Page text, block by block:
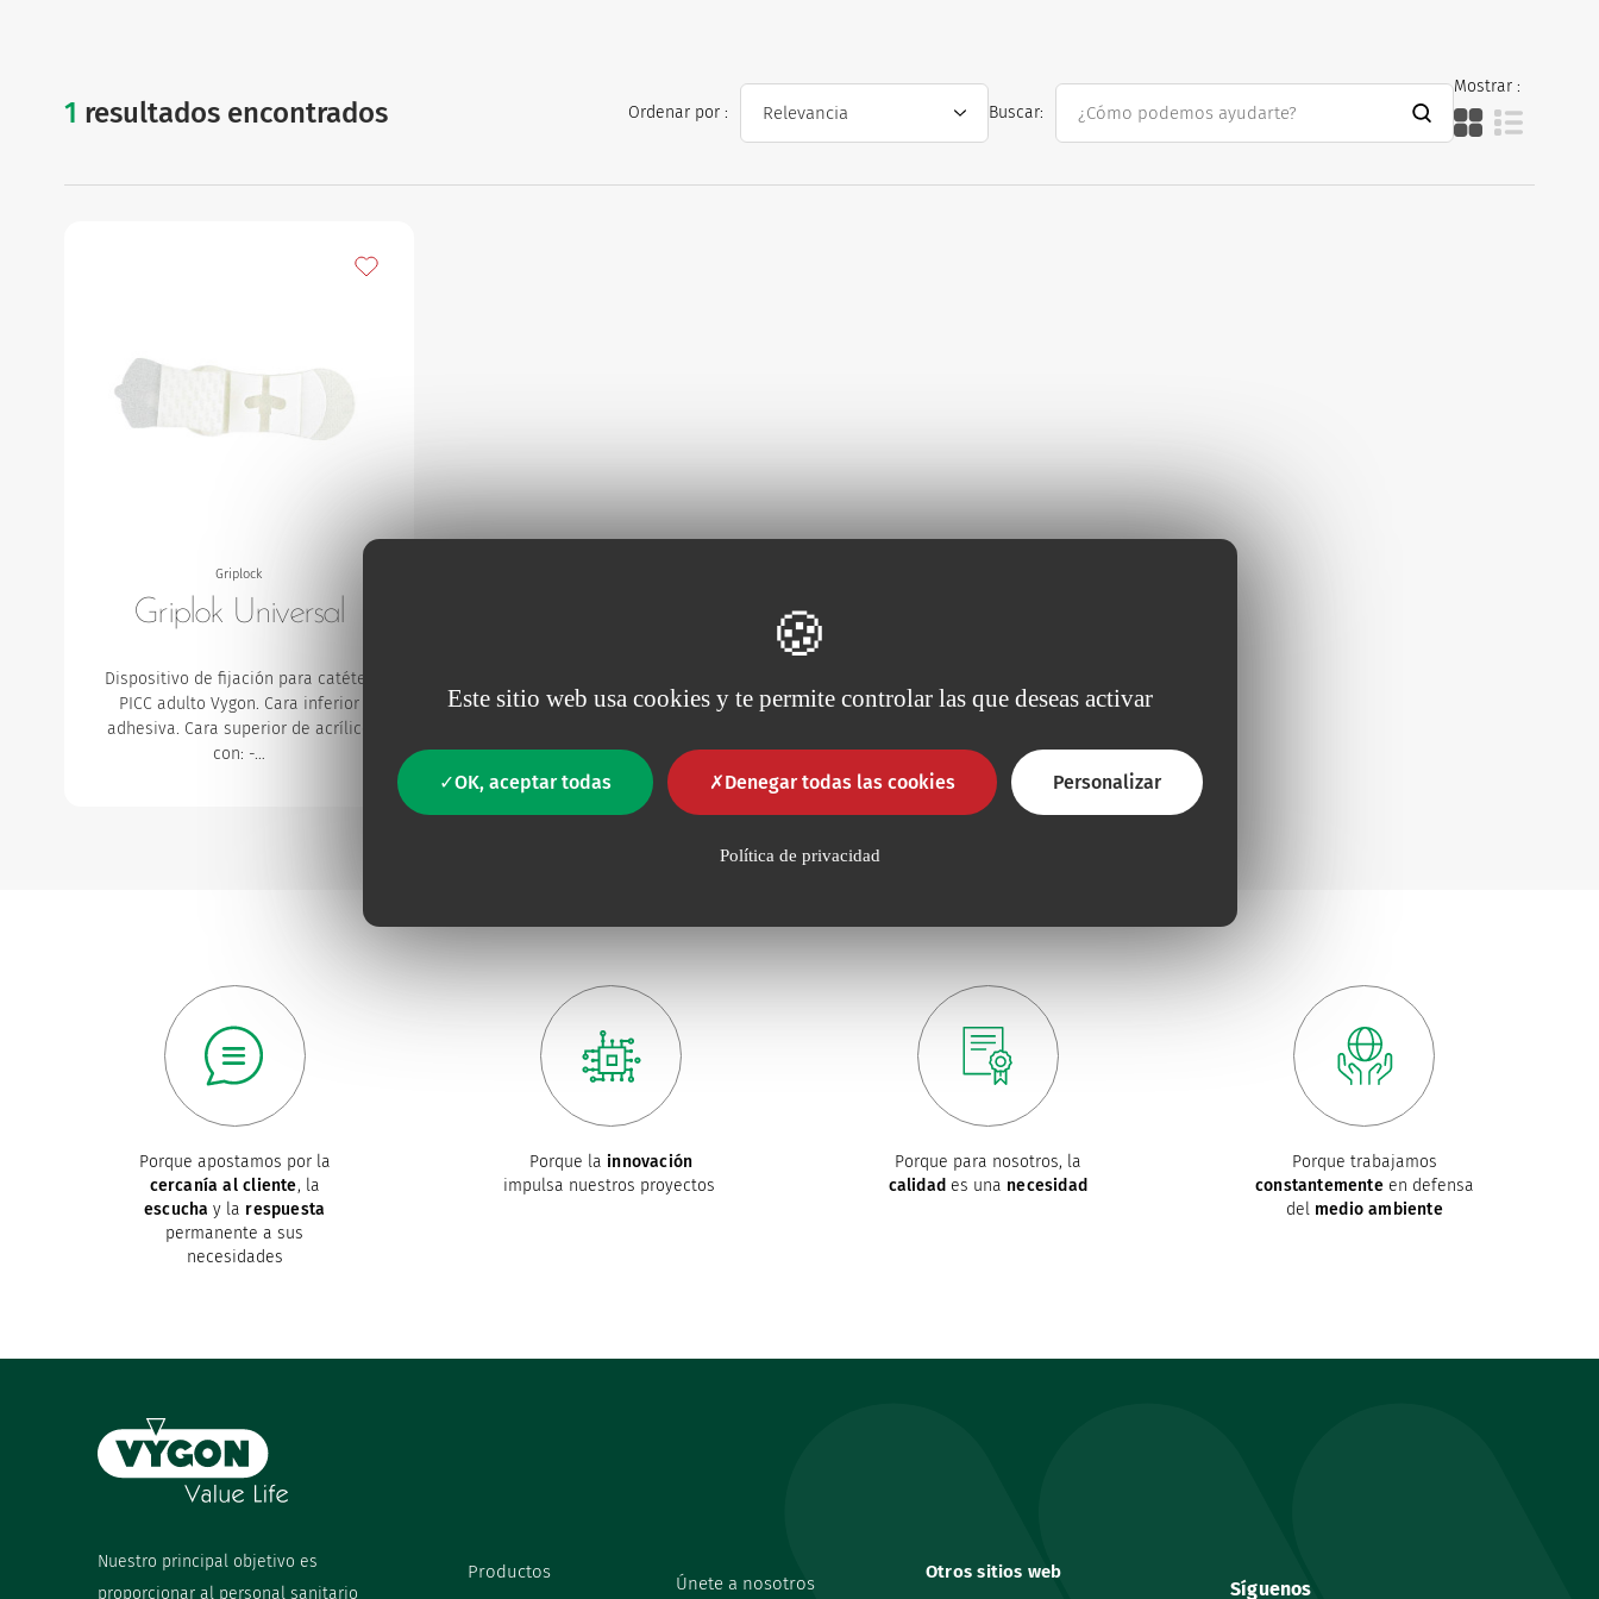
Este sitio web usa cookies y te permite controlar las que deseas activar
OK, aceptar todas Denegar todas las cookies Personalizar
Política de privacidad
1 resultados encontradosgriplock Ordenar por : Buscar:
Mostrar :
Griplock
Griplok Universal
Dispositivo de fijación para catéter
PICC adulto Vygon. Cara inferior
adhesiva. Cara superior de acrílico
con: -…
Añadir a mis favoritos
Porque apostamos por la
cercanía al cliente, la
escucha y la respuesta
permanente a sus
necesidades
Porque la innovación
impulsa nuestros proyectos
Porque para nosotros, la
calidad es una necesidad
Porque trabajamos
constantementeen defensa
del medio ambiente
Nuestro principal objetivo es
proporcionar al personal sanitario
Productos
Únete a nosotros
Otros sitios web
Síguenos